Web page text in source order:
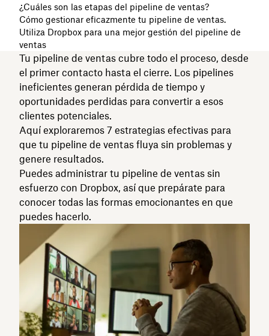
¿Cuáles son las etapas del pipeline de ventas?
Cómo gestionar eficazmente tu pipeline de ventas.
Utiliza Dropbox para una mejor gestión del pipeline de
ventas
Tu pipeline de ventas cubre todo el proceso, desde
el primer contacto hasta el cierre. Los pipelines
ineficientes generan pérdida de tiempo y
oportunidades perdidas para convertir a esos
clientes potenciales.
Aquí exploraremos 7 estrategias efectivas para
que tu pipeline de ventas fluya sin problemas y
genere resultados.
Puedes administrar tu pipeline de ventas sin
esfuerzo con Dropbox, así que prepárate para
conocer todas las formas emocionantes en que
puedes hacerlo.